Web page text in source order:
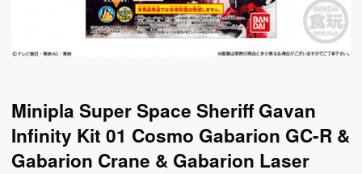
Minipla Super Space Sheriff Gavan
Infinity Kit 01 Cosmo Gabarion GC-R &
Gabarion Crane & Gabarion Laser